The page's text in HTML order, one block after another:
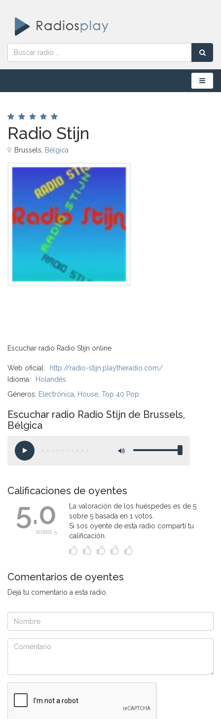
Menú
Radio Stijn
Brussels, Bélgica
Escuchar radio Radio Stijn online
Web oficial:
http://radio-stijn.playtheradio.com/
Idioma:
Holandés
Géneros: Electrónica House Top 40 Pop
Escuchar radio Radio Stijn de Brussels,
Bélgica
Calificaciones de oyentes
5.0
SOBRE 5
La valoración de los huéspedes es de 5
sobre 5 basada en 1 votos.
Si sos oyente de esta radio compartí tu
calificación.
Comentarios de oyentes
Dejá tu comentario a esta radio.